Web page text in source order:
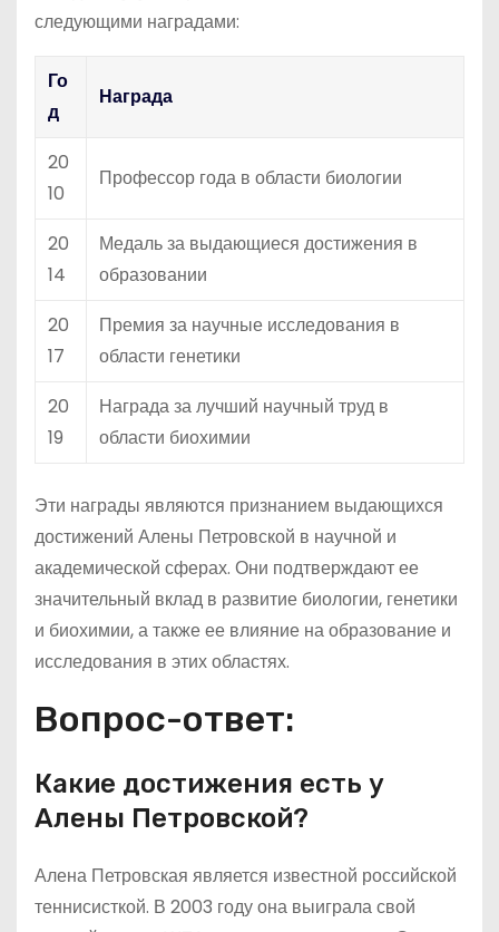
следующими наградами:
Го
д
Награда
20
10
Профессор года в области биологии
20
14
Медаль за выдающиеся достижения в
образовании
20
17
Премия за научные исследования в
области генетики
20
19
Награда за лучший научный труд в
области биохимии
Эти награды являются признанием выдающихся
достижений Алены Петровской в научной и
академической сферах. Они подтверждают ее
значительный вклад в развитие биологии, генетики
и биохимии, а также ее влияние на образование и
исследования в этих областях.
Вопрос-ответ:
Какие достижения есть у
Алены Петровской?
Алена Петровская является известной российской
теннисисткой. В 2003 году она выиграла свой